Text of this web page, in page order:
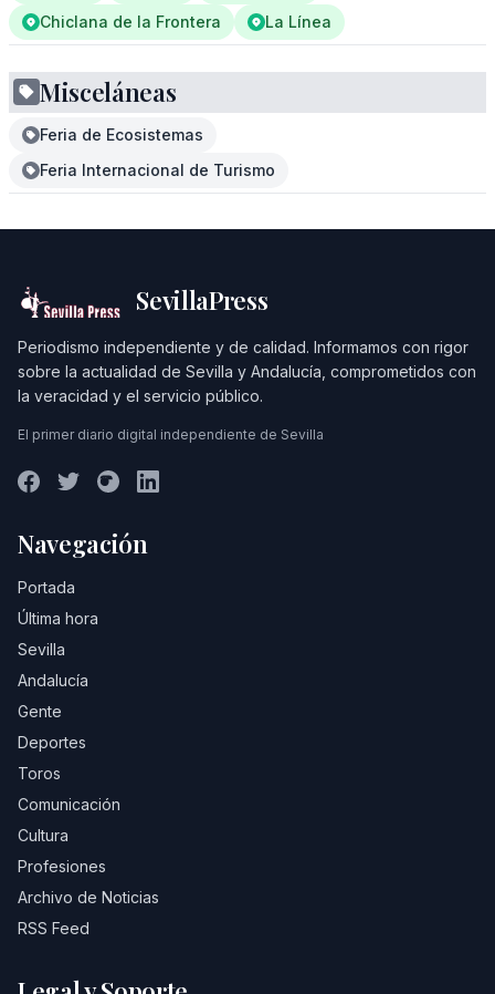
Chiclana de la Frontera
La Línea
Misceláneas
Feria de Ecosistemas
Feria Internacional de Turismo
SevillaPress
Periodismo independiente y de calidad. Informamos con rigor
sobre la actualidad de Sevilla y Andalucía, comprometidos con
la veracidad y el servicio público.
El primer diario digital independiente de Sevilla
Navegación
Portada
Última hora
Sevilla
Andalucía
Gente
Deportes
Toros
Comunicación
Cultura
Profesiones
Archivo de Noticias
RSS Feed